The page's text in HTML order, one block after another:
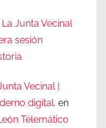
La Junta Vecinal
sesión
Vecinal |
digital. en
Telemático